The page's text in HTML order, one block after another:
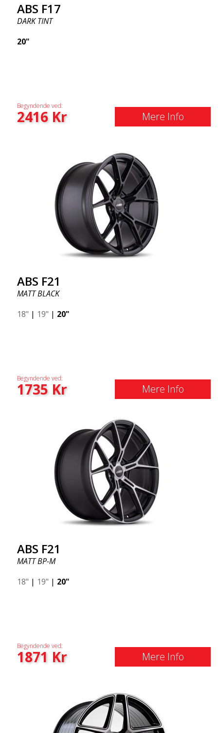
ABS F17
DARK TINT
20"
Begyndende ved:
2416Kr Mere Info
ABS F21
MATT BLACK
18" | 19" | 20"
Begyndende ved:
1735Kr Mere Info
ABS F21
MATT BP-M
18" | 19" | 20"
Begyndende ved:
1871 Kr Mere Info